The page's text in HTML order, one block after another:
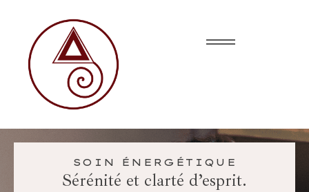
SOIN ÉNERGÉTIQUE
Sérénité et clarté d’esprit.